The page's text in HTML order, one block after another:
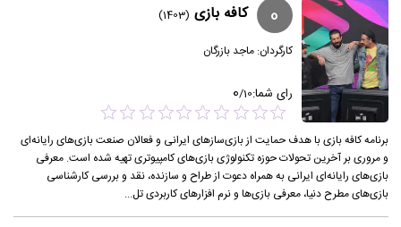
0 کافه بازی (1403)
کارگردان:ماجد بازرگان
رای شما: 0/10
برنامه کافه بازی با هدف حمایت از بازی‌سازهای ایرانی و فعالان صنعت بازی‌های رایانه‌ای
و مروری بر آخرین تحولات حوزه تکنولوژی بازی‌های کامپیوتری تهیه شده است. معرفی
بازی‌های رایانه‌ای ایرانی به همراه دعوت از طراح و سازنده، نقد و بررسی کارشناسی
بازی‌های مطرح دنیا، معرفی بازی‌ها و نرم افزارهای کاربردی تل...